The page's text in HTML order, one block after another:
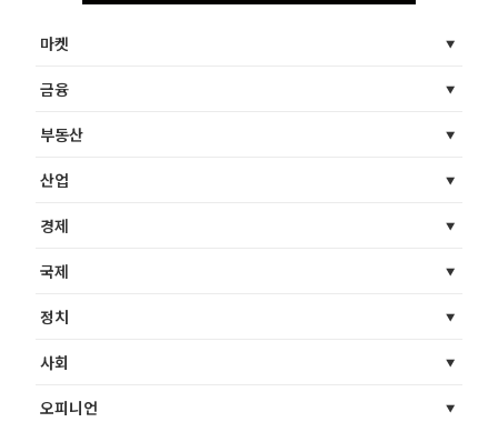
마켓
금융
부동산
산업
경제
국제
정치
사회
오피니언